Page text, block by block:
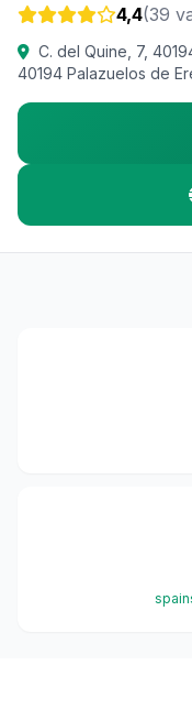
4,4(39
C. del Quine, 7,
40194 Palazuelos de